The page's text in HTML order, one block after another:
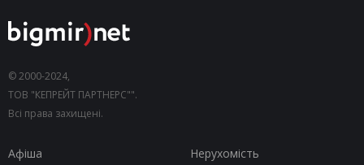
© 2000-2024,
ТОВ "КЕПРЕЙТ ПАРТНЕРС"".
Всі права захищені.
Афіша
Нерухомість